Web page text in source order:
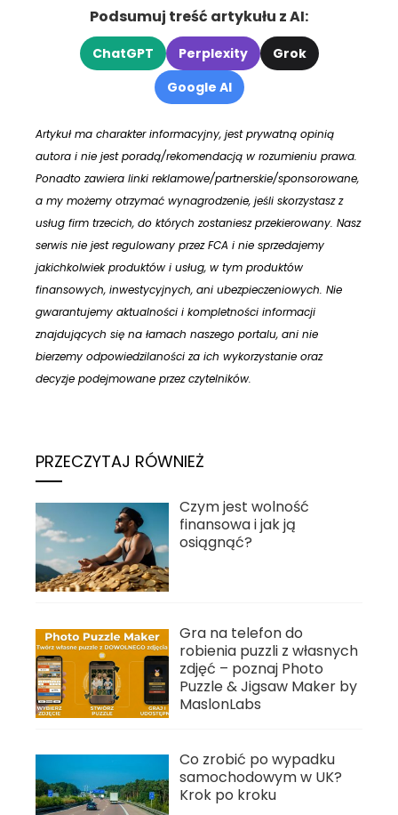
Podsumuj treść artykułu z AI:
ChatGPT Perplexity
Grok
Google AI
Artykuł ma charakter informacyjny, jest prywatną opinią
autora i nie jest poradą/rekomendacją w rozumieniu prawa.
Ponadto zawiera linki reklamowe/partnerskie/sponsorowane,
a my możemy otrzymać wynagrodzenie, jeśli skorzystasz z
usług firm trzecich, do których zostaniesz przekierowany. Nasz
serwis nie jest regulowany przez FCA i nie sprzedajemy
jakichkolwiek produktów i usług, w tym produktów
finansowych, inwestycyjnych, ani ubezpieczeniowych. Nie
gwarantujemy aktualności i kompletności informacji
znajdujących się na łamach naszego portalu, ani nie
bierzemy odpowiedzilaności za ich wykorzystanie oraz
decyzje podejmowane przez czytelników.
PRZECZYTAJ RÓWNIEŻ
Czym jest wolność
finansowa i jak ją
osiągnąć?
Gra na telefon do
robienia puzzli z własnych
zdjęć – poznaj Photo
Puzzle & Jigsaw Maker by
MaslonLabs
Co zrobić po wypadku
samochodowym w UK?
Krok po kroku